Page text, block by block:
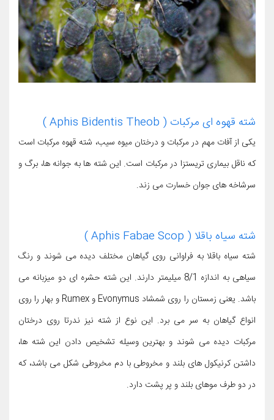
شته قهوه ای مرکبات ( Aphis Bidentis Theob )
یکی از آفات مهم در مرکبات و درختان میوه سیب، شته قهوه مرکبات است
که ناقل بیماری تریستزا در مرکبات است. این شته ها به جوانه ها، برگ و
سرشاخه های جوان خسارت می زند.
شته سیاه باقلا ( Aphis Fabae Scop )
شته سیاه باقلا به فراوانی روی گیاهان مختلف دیده می شوند و رنگ
سیاهی به اندازه 8/1 میلیمتر دارند. این شته حشره ای دو میزبانه می
باشد. یعنی زمستان را روی شمشاد Evonymus و Rumex و بهار را روی
انواع گیاهان به سر می برد. این نوع از شته نیز ندرتا روی درختان
مرکبات دیده می شوند و بهترین وسیله تشخیص دادن این شته ها،
داشتن کرنیکول های بلند و مخروطی با دم مخروطی شکل می باشد، که
در دو طرف موهای بلند و پر پشت دارد.